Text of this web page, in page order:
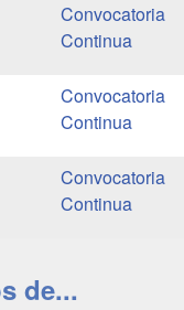
Convocatoria
Continua
Convocatoria
Continua
Convocatoria
Continua
de...